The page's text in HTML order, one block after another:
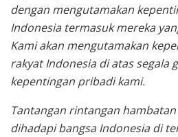
dengan mengutamakan
Indonesia termasuk mereka
Kami akan mengutamakan
rakyat Indonesia di atas segala
kepentingan pribadi kami.
Tantangan rintangan
dihadapi bangsa Indonesia di